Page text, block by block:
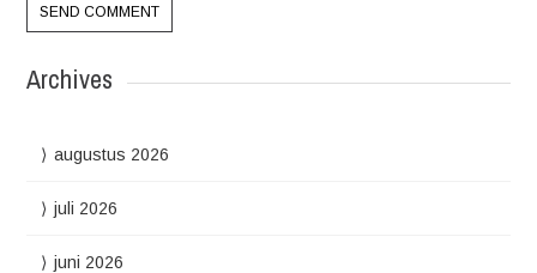
Archives
augustus 2026
juli 2026
juni 2026